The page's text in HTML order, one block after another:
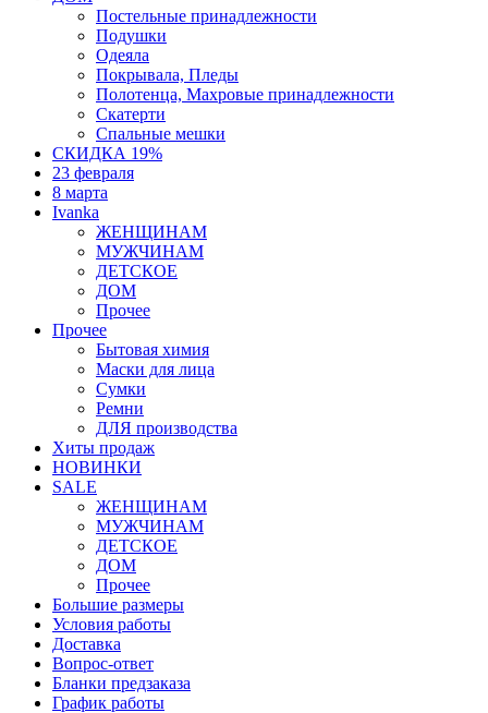
Постельные принадлежности
Подушки
Одеяла
Покрывала, Пледы
Полотенца, Махровые принадлежности
Скатерти
Спальные мешки
СКИДКА 19%
23 февраля
8 марта
Ivanka
ЖЕНЩИНАМ
МУЖЧИНАМ
ДЕТСКОЕ
ДОМ
Прочее
Прочее
Бытовая химия
Маски для лица
Сумки
Ремни
ДЛЯ производства
Хиты продаж
НОВИНКИ
SALE
ЖЕНЩИНАМ
МУЖЧИНАМ
ДЕТСКОЕ
ДОМ
Прочее
Большие размеры
Условия работы
Доставка
Вопрос-ответ
Бланки предзаказа
График работы